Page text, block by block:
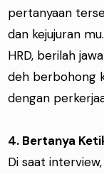
pertanyaan
dan kejujuran
HRD, berilah
deh berbohong
dengan
4. Bertanya
Di saat